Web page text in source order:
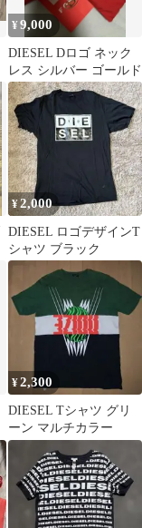
¥9,000
DIESEL Dロゴ ネック
レス シルバー ゴールド
¥2,000
DIESEL ロゴデザインT
シャツ ブラック
¥2,300
DIESEL Tシャツ グリ
ーン マルチカラー